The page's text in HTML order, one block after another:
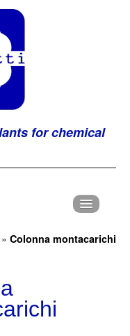
for chemical
Home
Prodotti
M archi
» Colonna montacarichi